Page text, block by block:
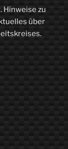
Hinweise zu
über